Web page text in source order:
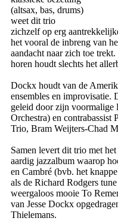
(altsax, bas, drums)
weet dit trio
zichzelf op erg
het vooral de inbreng van
aandacht naar zich toe
horen houdt slechts het
Dockx houdt van de
ensembles en improvisatie.
geleid door zijn voormalige
Orchestra) en
Trio, Bram Weijters-Chad
Samen levert dit trio met
aardig jazzalbum waarop
en Cambré (bvb. het
als de Richard Rodgers
weergaloos mooie To
van Jesse Dockx
Thielemans.